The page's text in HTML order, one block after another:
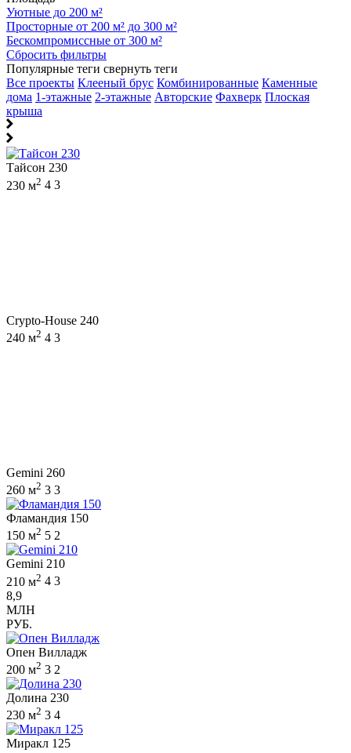
Уютные до 200 м²
Просторные от 200 м² до 300 м²
Бескомпромиссные от 300 м²
Сбросить фильтры
Популярные теги свернуть теги
Все проекты Клееный брус Комбинированные Каменные
дома 1-этажные 2-этажные Авторские Фахверк Плоская
крыша
Тайсон 230
230 м2 4 3
Crypto-House 240
240 м2 4 3
Gemini 260
260 м2 3 3
Фламандия 150
150 м2 5 2
Gemini 210
210 м2 4 3
8,9
МЛН
РУБ.
Опен Вилладж
200 м2 3 2
Долина 230
230 м2 3 4
Миракл 125